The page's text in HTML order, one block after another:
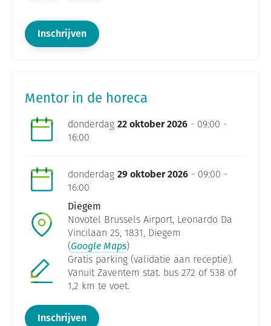
Inschrijven
Mentor in de horeca
donderdag 22 oktober 2026 - 09:00 -
16:00
donderdag 29 oktober 2026 - 09:00 -
16:00
Diegem
Novotel Brussels Airport, Leonardo Da
Vincilaan 25, 1831, Diegem
(Google Maps)
Gratis parking (validatie aan receptie).
Vanuit Zaventem stat. bus 272 of 538 of
1,2 km te voet.
Inschrijven